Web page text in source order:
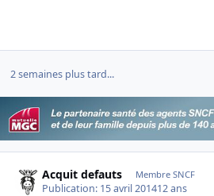
2 semaines plus tard...
Acquit defauts Membre SNCF
Publication: 15 avril 201412 ans